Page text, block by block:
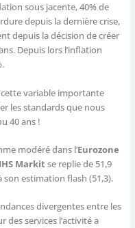
sous jacente, 40% de
depuis la dernière crise,
depuis la décision de créer
Depuis lors l’inflation
variable importante
les standards que nous
40 ans !
modéré dans l’Eurozone
Markit se replie de 51,9
estimation flash (51,3).
divergentes entre les
des services l’activité a